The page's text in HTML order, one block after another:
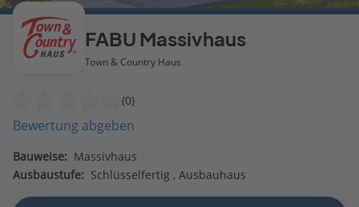
FABU Massivhaus
Town & Country Haus
(0)
Bewertung abgeben
Bauweise: Massivhaus
Ausbaustufe: Schlüsselfertig Ausbauhaus